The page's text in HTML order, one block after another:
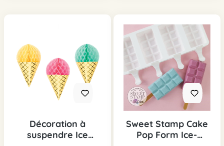
Décoration à
suspendre Ice
Sweet Stamp Cake
Pop Form Ice-